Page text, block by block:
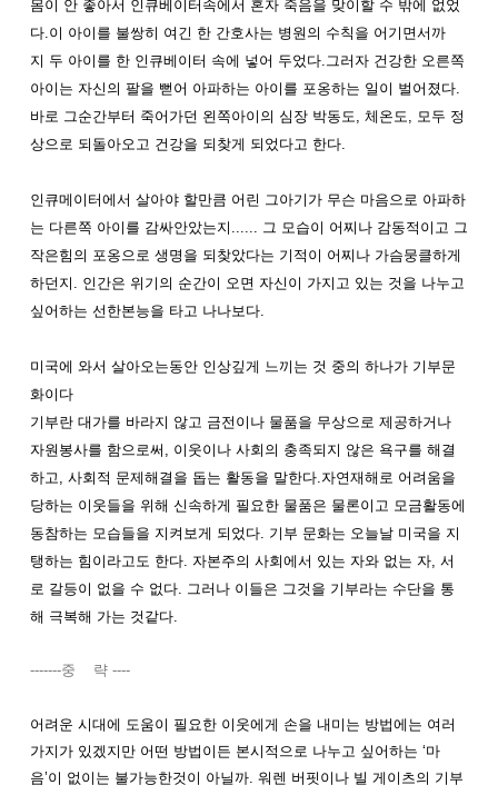
몸이 안 좋아서 인큐베이터 속에서 혼자 죽음을 맞이할 수 밖에 없었
다.이 아이를 불쌍히 여긴 한 간호사는 병원의 수칙을 어기면서까
지 두 아이를 한 인큐베이터 속에 넣어 두었다.그러자 건강한 오른쪽
아이는 자신의 팔을 뻗어 아파하는 아이를 포옹하는 일이 벌어졌다.
바로 그순간부터 죽어가던 왼쪽아이의 심장 박동도, 체온도, 모두 정
상으로 되 돌아오고 건강을 되찾게 되었다고 한다.
인큐메이터에서 살아야 할만큼 어 린 그아기가 무슨 마음으로 아파하
는 다른쪽 아이를 감싸안았는지...... 그 모습이 어찌나 감동적이고 그
작은힘의 포옹으로 생명을 되찾았다는 기적이 어찌나 가슴뭉클하게
하던지 . 인간은 위기의 순간이 오면 자신이 가지고 있는 것을 나누고
싶어하는 선한본능을 타고 나나보다.
미국에 와서 살아오는동안 인상깊게 느끼는 것 중의 하나가 기부문
화이다
기부란 대가를 바라지 않고 금전이나 물품을 무상으로 제공하거나
자원봉사를 함으로써 , 이웃이나 사회의 충족되지 않은 욕구를 해결
하고, 사회적 문제해결을 돕는 활동을 말한다.자연재해로 어려움을
당하는 이웃들을 위해 신속하게 필요한 물품은 물론이고 모금활동에
동참하는 모습들을 지켜보게 되었다. 기부 문화는 오늘날 미국을 지
탱하는 힘이라고도 한다. 자본주의 사회에서 있는 자와 없는 자, 서
로 갈등이 없을 수 없다. 그러나 이들은 그것을 기부라는 수단을 통
해 극복해 가는 것같다.
-------중 략 ----
어려운 시대에 도움이 필요한 이웃에게 손을 내미는 방법에는 여러
가지가 있겠지만 어떤 방법이든 본시적으로 나누고 싶어하는 ‘마
음’이 없이는 불가능한것이 아닐까. 워렌 버핏이나 빌 게이츠의 기부